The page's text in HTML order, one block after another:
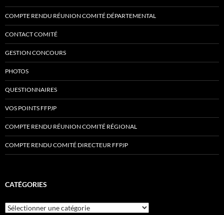
COMPTE RENDU RÉUNION COMITÉ DÉPARTEMENTAL
CONTACT COMITÉ
GESTION CONCOURS
PHOTOS
QUESTIONNAIRES
VOS POINTS FFPJP
COMPTE RENDU RÉUNION COMITÉ RÉGIONAL
COMPTE RENDU COMITÉ DIRECTEUR FFPJP
CATÉGORIES
Catégories